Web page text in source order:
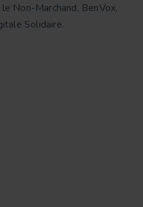
Non-Marchand, BenVox,
Solidaire.